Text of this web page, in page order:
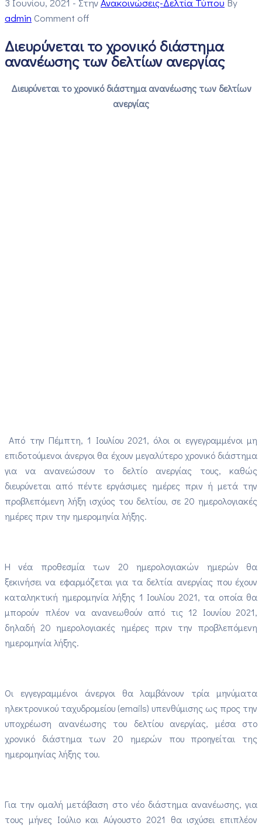
admin Comment off
Διευρύνεται το χρονικό διάστημα
ανανέωσης των δελτίων ανεργίας
Διευρύνεται το χρονικό διάστημα ανανέωσης των δελτίων
ανεργίας
Από την Πέμπτη, 1 Ιουλίου 2021, όλοι οι εγγεγραμμένοι μη
επιδοτούμενοι άνεργοι θα έχουν μεγαλύτερο χρονικό διάστημα
για να ανανεώσουν το δελτίο ανεργίας τους, καθώς
διευρύνεται από πέντε εργάσιμες ημέρες πριν ή μετά την
προβλεπόμενη λήξη ισχύος του δελτίου, σε 20 ημερολογιακές
ημέρες πριν την ημερομηνία λήξης.
Η νέα προθεσμία των 20 ημερολογιακών ημερών θα
ξεκινήσει να εφαρμόζεται για τα δελτία ανεργίας που έχουν
καταληκτική ημερομηνία λήξης 1 Ιουλίου 2021, τα οποία θα
μπορούν πλέον να ανανεωθούν από τις 12 Ιουνίου 2021,
δηλαδή 20 ημερολογιακές ημέρες πριν την προβλεπόμενη
ημερομηνία λήξης.
Οι εγγεγραμμένοι άνεργοι θα λαμβάνουν τρία μηνύματα
ηλεκτρονικού ταχυδρομείου (emails) υπενθύμισης ως προς την
υποχρέωση ανανέωσης του δελτίου ανεργίας, μέσα στο
χρονικό διάστημα των 20 ημερών που προηγείται της
ημερομηνίας λήξης του.
Για την ομαλή μετάβαση στο νέο διάστημα ανανέωσης, για
τους μήνες Ιούλιο και Αύγουστο 2021 θα ισχύσει επιπλέον